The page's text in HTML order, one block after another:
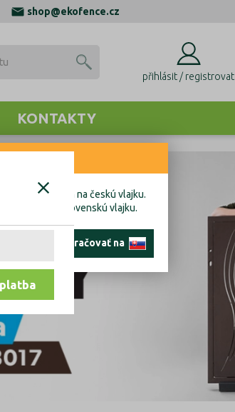
shop@ekofence.cz
přihlásit / registrovat
KONTAKTY
kliknite prosím na českú vlajku.
prosím na slovenskú vlajku.
pokračovať na